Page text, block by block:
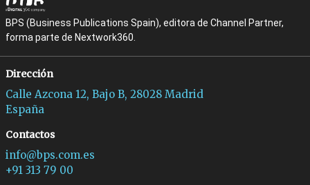
BPS (Business Publications Spain), editora de Channel Partner,
forma parte de Nextwork360.
Dirección
Calle Azcona 12, Bajo B, 28028 Madrid
España
Contactos
info@bps.com.es
+91 313 79 00